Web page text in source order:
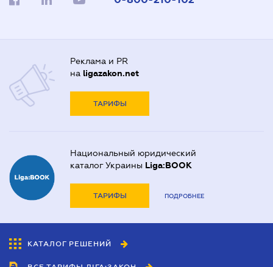
Реклама и PR
на ligazakon.net
ТАРИФЫ
Национальный юридический
каталог Украины Liga:BOOK
ТАРИФЫ ПОДРОБНЕЕ
КАТАЛОГ РЕШЕНИЙ